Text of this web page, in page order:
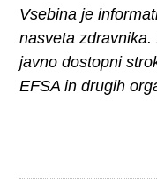
Vsebina je
nasveta
javno dostopni
EFSA in drugih